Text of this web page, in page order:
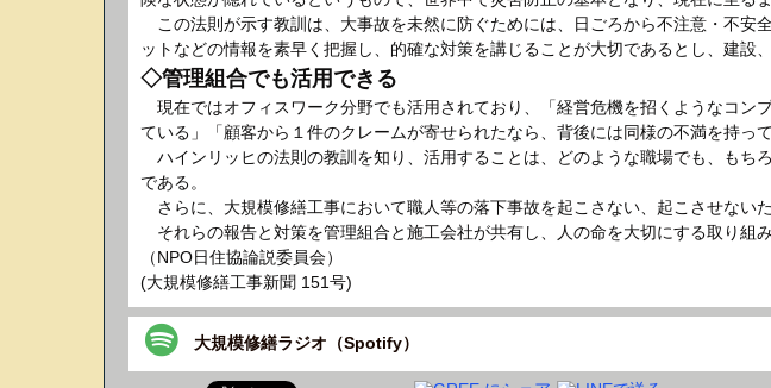
この法則が示す教訓は、大事故を未然に防ぐためには、日ごろから不注意・不安
ットなどの情報を素早く把握し、的確な対策を講じることが大切であるとし、建
◇管理組合でも活用できる
現在ではオフィスワーク分野でも活用されており、「経営危機を招くようなコン
ている」「顧客から１件のクレームが寄せられたなら、背後には同様の不満を持っ
ハインリッヒの法則の教訓を知り、活用することは、どのような職場でも、もち
である。
さらに、大規模修繕工事において職人等の落下事故を起こさない、起こさせない
それらの報告と対策を管理組合と施工会社が共有し、人の命を大切にする取り組み
（NPO日住協論説委員会）
(大規模修繕工事新聞 151号)
大規模修繕ラジオ（Spotify）